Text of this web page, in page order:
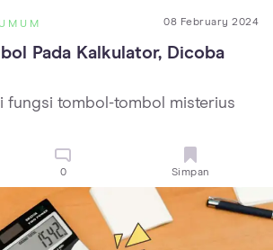
08 February 2024
Pada Kalkulator, Dicoba
fungsi tombol-tombol misterius
0 Simpan